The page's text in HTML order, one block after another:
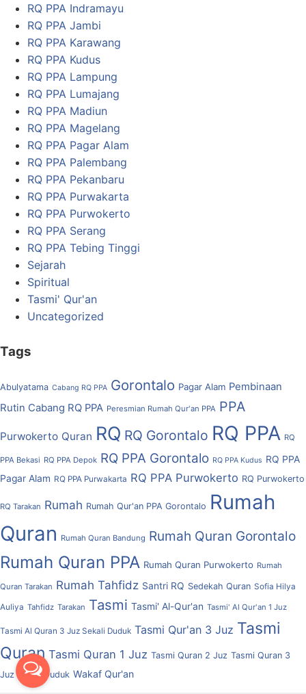
RQ PPA Indramayu
RQ PPA Jambi
RQ PPA Karawang
RQ PPA Kudus
RQ PPA Lampung
RQ PPA Lumajang
RQ PPA Madiun
RQ PPA Magelang
RQ PPA Pagar Alam
RQ PPA Palembang
RQ PPA Pekanbaru
RQ PPA Purwakarta
RQ PPA Purwokerto
RQ PPA Serang
RQ PPA Tebing Tinggi
Sejarah
Spiritual
Tasmi' Qur'an
Uncategorized
Tags
Abulyatama Cabang RQ PPA Gorontalo Pagar Alam Pembinaan
Rutin Cabang RQ PPA Peresmian Rumah Qur'an PPA PPA
Purwokerto Quran RQ RQ Gorontalo RQ PPA RQ
PPA Bekasi RQ PPA Depok RQ PPA Gorontalo RQ PPA Kudus RQ PPA
Pagar Alam RQ PPA Purwakarta RQ PPA Purwokerto RQ Purwokerto
RQ Tarakan Rumah Rumah Qur'an PPA Gorontalo Rumah
Quran Rumah Quran Bandung Rumah Quran Gorontalo
Rumah Quran PPA Rumah Quran Purwokerto Rumah
Quran Tarakan Rumah Tahfidz Santri RQ Sedekah Quran Sofia Hilya
Auliya Tahfidz Tarakan Tasmi Tasmi' Al-Qur'an Tasmi' Al Qur'an 1 Juz
Tasmi Al Quran 3 Juz Sekali Duduk Tasmi Qur'an 3 Juz Tasmi
Quran Tasmi Quran 1 Juz Tasmi Quran 2 Juz Tasmi Quran 3
Juz Sekali Duduk Wakaf Qur'an